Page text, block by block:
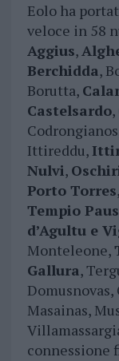
Eolo ha
veloce in 58
Aggius,
Berchidda,
Borutta,
Castelsardo,
Ittireddu,
Nulvi,
Porto Torres
Tempio
d’Agultu e
Monteleone,
Gallura,
Domusnovas,
Masainas,
connessione